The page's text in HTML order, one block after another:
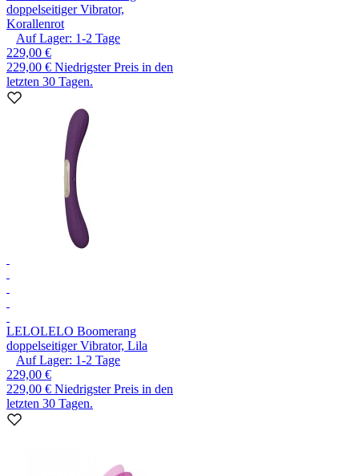
doppelseitiger Vibrator,
Korallenrot
Auf Lager: 1-2 Tage
229,00 €
229,00 € Niedrigster Preis in den
letzten 30 Tagen.
LELOLELO Boomerang
doppelseitiger Vibrator, Lila
Auf Lager: 1-2 Tage
229,00 €
229,00 € Niedrigster Preis in den
letzten 30 Tagen.